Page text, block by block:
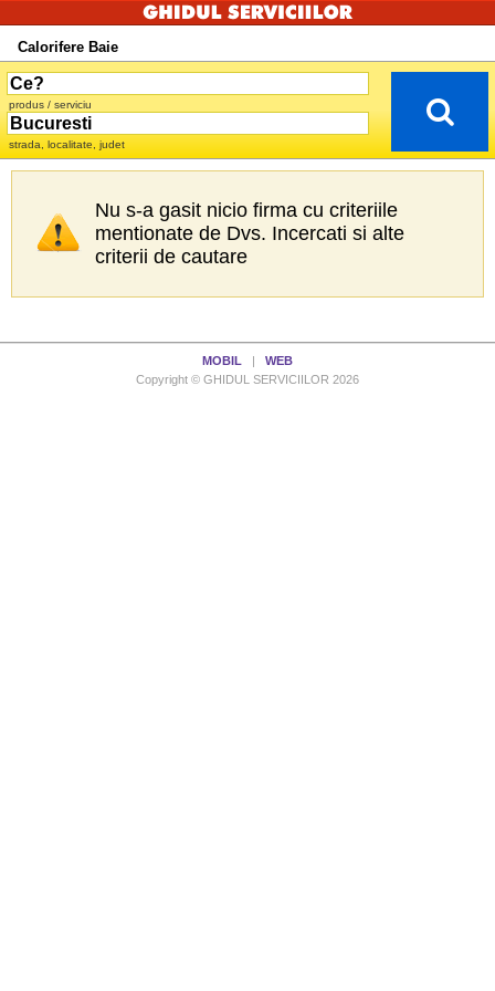
Calorifere Baie
produs / serviciu
strada, localitate, judet
Nu s-a gasit nicio firma cu criteriile
mentionate de Dvs. Incercati si alte
criterii de cautare
MOBIL
WEB
Copyright © GHIDUL SERVICIILOR 2026